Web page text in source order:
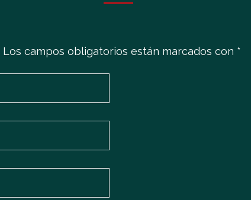
Los campos obligatorios están marcados con *